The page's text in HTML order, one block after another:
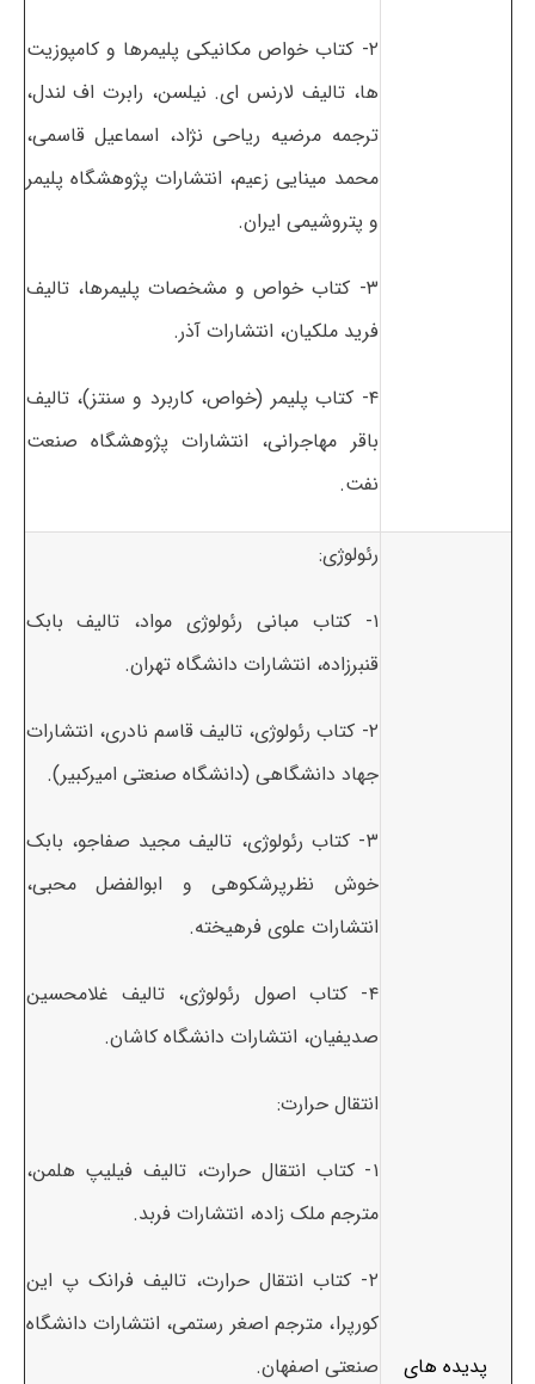
۲- کتاب خواص مکانیکی پلیمرها و کامپوزیت
ها، تالیف لارنس ای. نیلسن، رابرت اف لندل،
ترجمه مرضیه ریاحی نژاد، اسماعیل قاسمی،
محمد مینایی زعیم، انتشارات پژوهشگاه پلیمر
و پتروشیمی ایران.
۳- کتاب خواص و مشخصات پلیمرها، تالیف
فرید ملکیان، انتشارات آذر.
۴- کتاب پلیمر (خواص، کاربرد و سنتز)، تالیف
باقر مهاجرانی، انتشارات پژوهشگاه صنعت
نفت.
پدیده های
رئولوژی:
۱- کتاب مبانی رئولوژی مواد، تالیف بابک
قنبرزاده، انتشارات دانشگاه تهران.
۲- کتاب رئولوژی، تالیف قاسم نادری، انتشارات
جهاد دانشگاهی (دانشگاه صنعتی امیرکبیر).
۳- کتاب رئولوژی، تالیف مجید صفاجو، بابک
خوش نظرپرشکوهی و ابوالفضل محبی،
انتشارات علوی فرهیخته.
۴- کتاب اصول رئولوژی، تالیف غلامحسین
صدیفیان، انتشارات دانشگاه کاشان.
انتقال حرارت:
۱- کتاب انتقال حرارت، تالیف فیلیپ هلمن،
مترجم ملک زاده، انتشارات فربد.
۲- کتاب انتقال حرارت، تالیف فرانک پ این
کورپرا، مترجم اصغر رستمی، انتشارات دانشگاه
صنعتی اصفهان.